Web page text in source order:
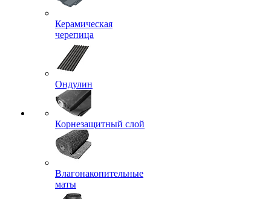
Керамическая
черепица
Ондулин
Корнезащитный слой
Влагонакопительные
маты